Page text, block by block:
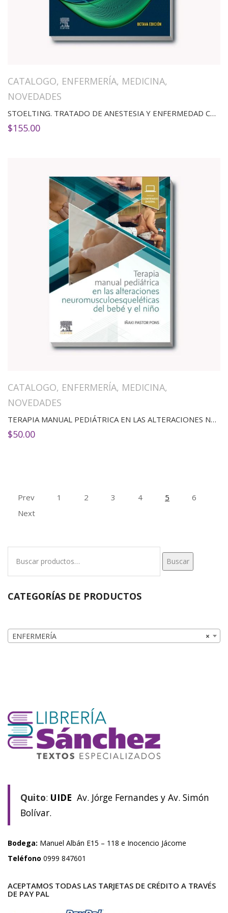
CATALOGO, ENFERMERÍA, MEDICINA,
NOVEDADES
STOELTING. TRATADO DE ANESTESIA Y ENFERMEDAD COEXISTENTE 3 VOL.
$155.00
CATALOGO, ENFERMERÍA, MEDICINA,
NOVEDADES
TERAPIA MANUAL PEDIÁTRICA EN LAS ALTERACIONES NEUROMUSCULOESQUELÉTICAS DEL BEBÉ Y EL NIÑO
$50.00
Prev 1 2 3 4 5
6
Next
Buscar
CATEGORÍAS DE PRODUCTOS
×
ENFERMERÍA
Quito: UIDE Av. Jórge Fernandes y Av. Simón
Bolívar.
Bodega: Manuel Albán E15 – 118 e Inocencio Jácome
Teléfono 0999 847601
ACEPTAMOS TODAS LAS TARJETAS DE CRÉDITO A TRAVÉS
DE PAY PAL